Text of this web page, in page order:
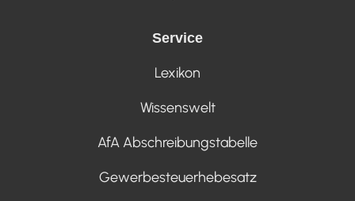
Service
Lexikon
Wissenswelt
AfA Abschreibungstabelle
Gewerbesteuerhebesatz